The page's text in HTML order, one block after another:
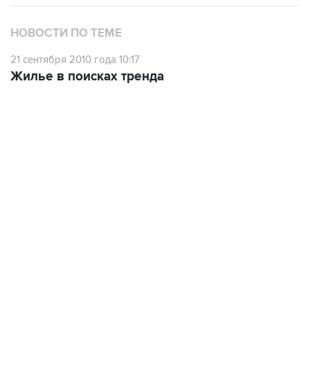
НОВОСТИ ПО ТЕМЕ
21 сентября 2010 года 10:17
Жилье в поисках тренда